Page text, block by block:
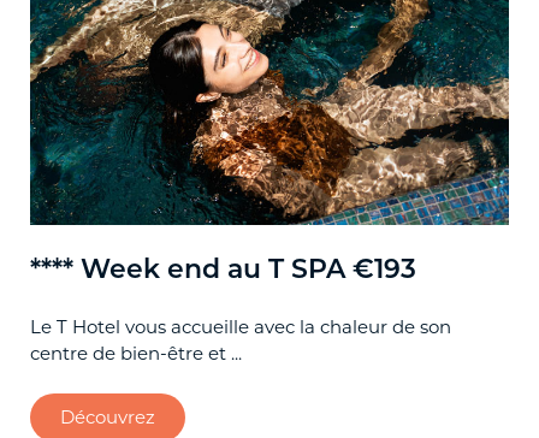
**** Week end au T SPA €193
Le T Hotel vous accueille avec la chaleur de son
centre de bien-être et ...
Découvrez